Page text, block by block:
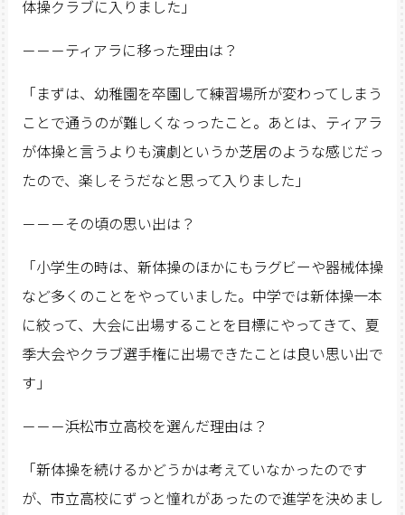
体操クラブに入りました」
－－－ティアラに移った理由は？
「まずは、幼稚園を卒園して練習場所が変わってしまう
ことで通うのが難しくなっったこと。あとは、ティアラ
が体操と言うよりも演劇というか芝居のような感じだっ
たので、楽しそうだなと思って入りました」
－－－その頃の思い出は？
「小学生の時は、新体操のほかにもラグビーや器械体操
など多くのことをやっていました。中学では新体操一本
に絞って、大会に出場することを目標にやってきて、夏
季大会やクラブ選手権に出場できたことは良い思い出で
す」
－－－浜松市立高校を選んだ理由は？
「新体操を続けるかどうかは考えていなかったのです
が、市立高校にずっと憧れがあったので進学を決めまし